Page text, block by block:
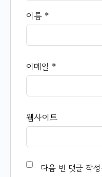
이름 *
이메일 *
웹사이트
다음 번 댓글 작